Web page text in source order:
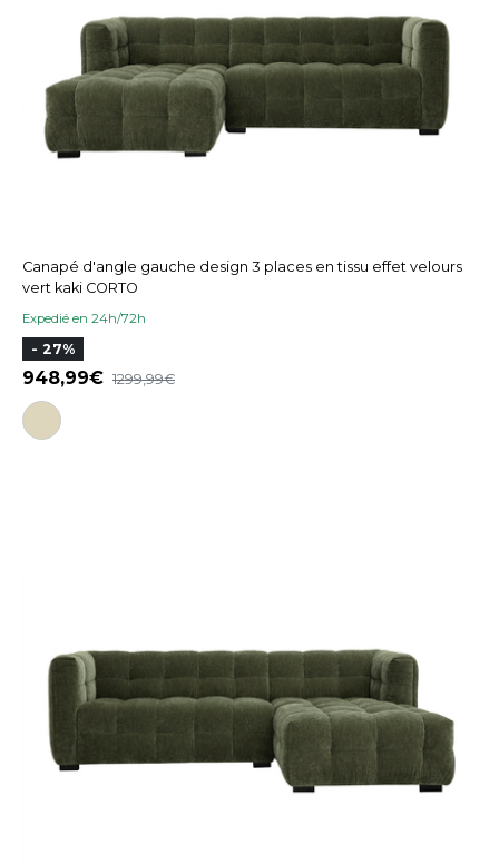
Canapé d'angle gauche design 3 places en tissu effet velours
vert kaki CORTO
Expedié en 24h/72h
- 27%
948,99 1299,99